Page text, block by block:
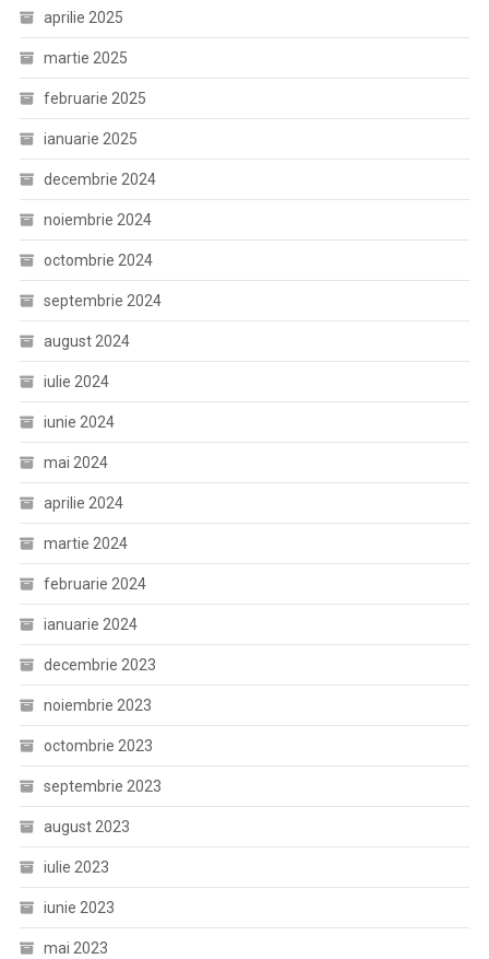
aprilie 2025
martie 2025
februarie 2025
ianuarie 2025
decembrie 2024
noiembrie 2024
octombrie 2024
septembrie 2024
august 2024
iulie 2024
iunie 2024
mai 2024
aprilie 2024
martie 2024
februarie 2024
ianuarie 2024
decembrie 2023
noiembrie 2023
octombrie 2023
septembrie 2023
august 2023
iulie 2023
iunie 2023
mai 2023